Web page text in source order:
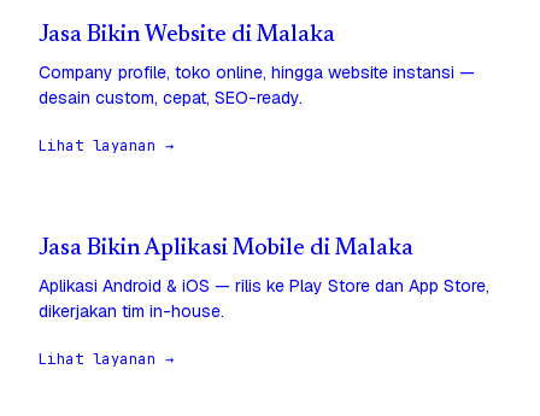
Jasa Bikin Website di Malaka
Company profile, toko online, hingga website instansi —
desain custom, cepat, SEO-ready.
Lihat layanan →
Jasa Bikin Aplikasi Mobile di Malaka
Aplikasi Android & iOS — rilis ke Play Store dan App Store,
dikerjakan tim in-house.
Lihat layanan →